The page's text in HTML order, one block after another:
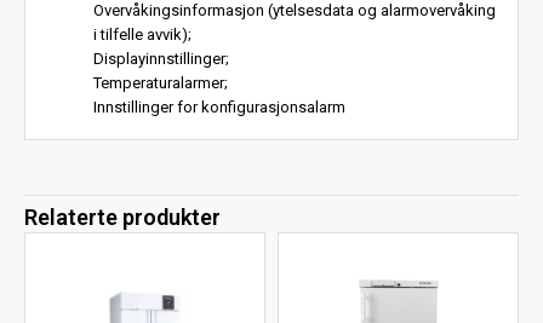
Overvåkingsinformasjon (ytelsesdata og alarmovervåking
i tilfelle avvik);
Displayinnstillinger;
Temperaturalarmer;
Innstillinger for konfigurasjonsalarm
Relaterte produkter